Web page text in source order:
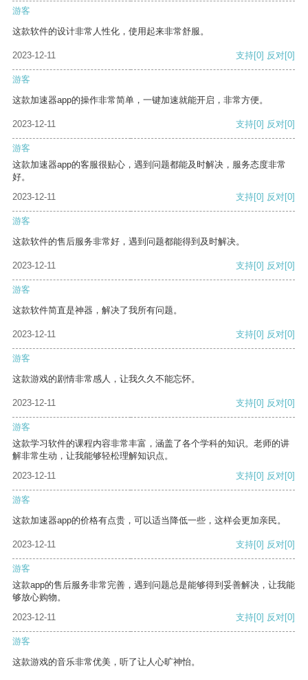
游客
这款软件的设计非常人性化，使用起来非常舒服。
2023-12-11 支持[0] 反对[0]
游客
这款加速器app的操作非常简单，一键加速就能开启，非常方便。
2023-12-11 支持[0] 反对[0]
游客
这款加速器app的客服很贴心，遇到问题都能及时解决，服务态度非常
好。
2023-12-11
支持[0] 反对[0]
游客
这款软件的售后服务非常好，遇到问题都能得到及时解决。
2023-12-11 支持[0] 反对[0]
游客
这款软件简直是神器，解决了我所有问题。
2023-12-11 支持[0] 反对[0]
游客
这款游戏的剧情非常感人，让我久久不能忘怀。
2023-12-11 支持[0] 反对[0]
游客
这款学习软件的课程内容非常丰富，涵盖了各个学科的知识。老师的讲
解非常生动，让我能够轻松理解知识点。
2023-12-11
支持[0] 反对[0]
游客
这款加速器app的价格有点贵，可以适当降低一些，这样会更加亲民。
2023-12-11 支持[0] 反对[0]
游客
这款app的售后服务非常完善，遇到问题总是能够得到妥善解决，让我能
够放心购物。
2023-12-11
支持[0] 反对[0]
游客
这款游戏的音乐非常优美，听了让人心旷神怡。